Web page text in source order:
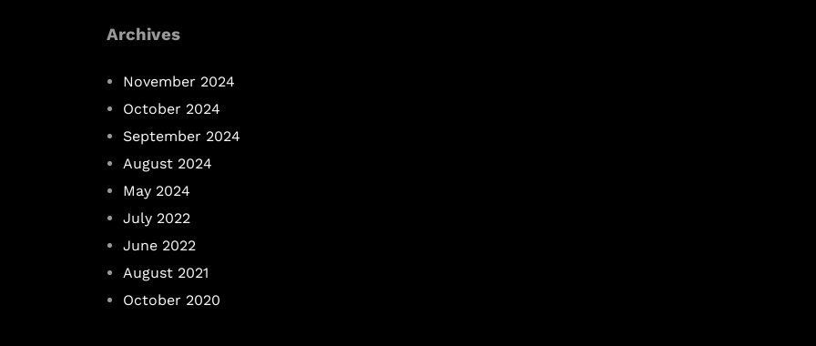
Archives
November 2024
October 2024
September 2024
August 2024
May 2024
July 2022
June 2022
August 2021
October 2020